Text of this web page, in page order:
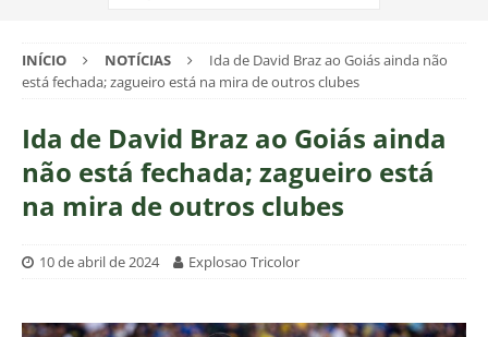
INÍCIO NOTÍCIAS
Ida de David Braz ao Goiás ainda não
está fechada; zagueiro está na mira de outros clubes
Ida de David Braz ao Goiás ainda
não está fechada; zagueiro está
na mira de outros clubes
10 de abril de 2024 Explosao Tricolor